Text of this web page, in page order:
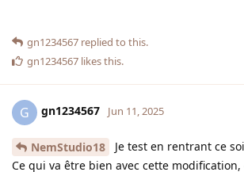
gn1234567 replied to this.
gn1234567 likes this.
G gn1234567 Jun 11, 2025
NemStudio18
Je test en rentrant ce
Ce qui va être bien avec cette modification,